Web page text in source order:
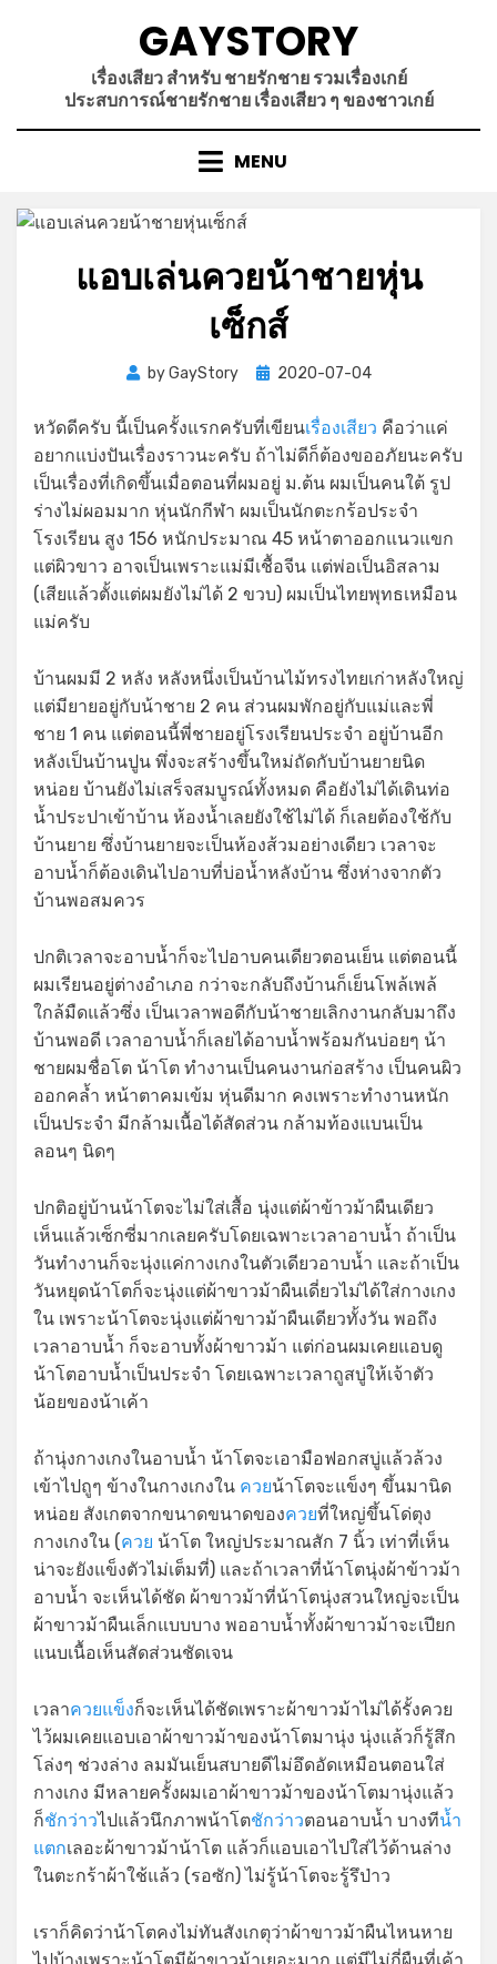
GAYSTORY
เรื่องเสียว สำหรับ ชายรักชาย รวมเรื่องเกย์
ประสบการณ์ชายรักชาย เรื่องเสียว ๆ ของชาวเกย์
MENU
แอบเล่นควยน้าชายหุ่น
เซ็กส์
byGayStory
Posted
2020-07-04
หวัดดีครับ นี้เป็นครั้งแรกครับที่เขียนเรื่องเสียว คือว่าแค่
อยากแบ่งปันเรื่องราวนะครับ ถ้าไม่ดีก็ต้องขออภัยนะครับ
เป็นเรื่องที่เกิดขึ้นเมื่อตอนที่ผมอยู่ ม.ต้น ผมเป็นคนใต้ รูป
ร่างไม่ผอมมาก หุ่นนักกีฬา ผมเป็นนักตะกร้อประจำ
โรงเรียน สูง 156 หนักประมาณ 45 หน้าตาออกแนวแขก
แต่ผิวขาว อาจเป็นเพราะแม่มีเชื้อจีน แต่พ่อเป็นอิสลาม
(เสียแล้วตั้งแต่ผมยังไม่ได้ 2 ขวบ) ผมเป็นไทยพุทธเหมือน
แม่ครับ
บ้านผมมี 2 หลัง หลังหนึ่งเป็นบ้านไม้ทรงไทยเก่าหลังใหญ่
แต่มียายอยู่กับน้าชาย 2 คน ส่วนผมพักอยู่กับแม่และพี่
ชาย 1 คน แต่ตอนนี้พี่ชายอยู่โรงเรียนประจำ อยู่บ้านอีก
หลังเป็นบ้านปูน พึ่งจะสร้างขึ้นใหม่ถัดกับบ้านยายนิด
หน่อย บ้านยังไม่เสร็จสมบูรณ์ทั้งหมด คือยังไม่ได้เดินท่อ
น้ำประปาเข้าบ้าน ห้องน้ำเลยยังใช้ไม่ได้ ก็เลยต้องใช้กับ
บ้านยาย ซึ่งบ้านยายจะเป็นห้องส้วมอย่างเดียว เวลาจะ
อาบน้ำก็ต้องเดินไปอาบที่บ่อน้ำหลังบ้าน ซึ่งห่างจากตัว
บ้านพอสมควร
ปกติเวลาจะอาบน้ำก็จะไปอาบคนเดียวตอนเย็น แต่ตอนนี้
ผมเรียนอยู่ต่างอำเภอ กว่าจะกลับถึงบ้านก็เย็นโพล้เพล้
ใกล้มืดแล้วซึ่ง เป็นเวลาพอดีกับน้าชายเลิกงานกลับมาถึง
บ้านพอดี เวลาอาบน้ำก็เลยได้อาบน้ำพร้อมกันบ่อยๆ น้า
ชายผมชื่อโต น้าโต ทำงานเป็นคนงานก่อสร้าง เป็นคนผิว
ออกคล้ำ หน้าตาคมเข้ม หุ่นดีมาก คงเพราะทำงานหนัก
เป็นประจำ มีกล้ามเนื้อได้สัดส่วน กล้ามท้องแบนเป็น
ลอนๆ นิดๆ
ปกติอยู่บ้านน้าโตจะไม่ใส่เสื้อ นุ่งแต่ผ้าข้าวม้าผืนเดียว
เห็นแล้วเซ็กซี่มากเลยครับโดยเฉพาะเวลาอาบน้ำ ถ้าเป็น
วันทำงานก็จะนุ่งแค่กางเกงในตัวเดียวอาบน้ำ และถ้าเป็น
วันหยุดน้าโตก็จะนุ่งแต่ผ้าขาวม้าผืนเดี่ยวไม่ได้ใส่กางเกง
ใน เพราะน้าโตจะนุ่งแต่ผ้าขาวม้าผืนเดียวทั้งวัน พอถึง
เวลาอาบน้ำ ก็จะอาบทั้งผ้าขาวม้า แต่ก่อนผมเคยแอบดู
น้าโตอาบน้ำเป็นประจำ โดยเฉพาะเวลาถูสบู่ให้เจ้าตัว
น้อยของน้าเค้า
ถ้านุ่งกางเกงในอาบน้ำ น้าโตจะเอามือฟอกสบู่แล้วล้วง
เข้าไปถูๆ ข้างในกางเกงใน ควยน้าโตจะแข็งๆ ขึ้นมานิด
หน่อย สังเกตจากขนาดขนาดของควยที่ใหญ่ขึ้นโด่ตุง
กางเกงใน (ควย น้าโต ใหญ่ประมาณสัก 7 นิ้ว เท่าที่เห็น
น่าจะยังแข็งตัวไม่เต็มที่) และถ้าเวลาที่น้าโตนุ่งผ้าข้าวม้า
อาบน้ำ จะเห็นได้ชัด ผ้าขาวม้าที่น้าโตนุ่งสวนใหญ่จะเป็น
ผ้าขาวม้าผืนเล็กแบบบาง พออาบน้ำทั้งผ้าขาวม้าจะเปียก
แนบเนื้อเห็นสัดส่วนชัดเจน
เวลาควยแข็งก็จะเห็นได้ชัดเพราะผ้าขาวม้าไม่ได้รั้งควย
ไว้ผมเคยแอบเอาผ้าขาวม้าของน้าโตมานุ่ง นุ่งแล้วก็รู้สึก
โล่งๆ ช่วงล่าง ลมมันเย็นสบายดีไม่อึดอัดเหมือนตอนใส่
กางเกง มีหลายครั้งผมเอาผ้าขาวม้าของน้าโตมานุ่งแล้ว
ก็ชักว่าวไปแล้วนึกภาพน้าโตชักว่าวตอนอาบน้ำ บางทีน้ำ
แตกเลอะผ้าขาวม้าน้าโต แล้วก็แอบเอาไปใส่ไว้ด้านล่าง
ในตะกร้าผ้าใช้แล้ว (รอซัก) ไม่รู้น้าโตจะรู้รึป่าว
เราก็คิดว่าน้าโตคงไม่ทันสังเกตุว่าผ้าขาวม้าผืนไหนหาย